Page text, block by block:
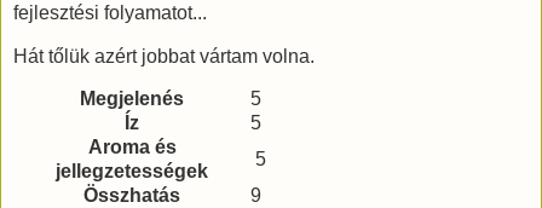
fejlesztési folyamatot...
Hát tőlük azért jobbat vártam volna.
Megjelenés
5
Íz
5
Aroma és
jellegzetességek
5
Összhatás
9